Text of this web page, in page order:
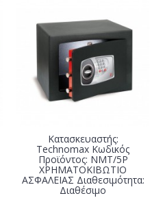
Κατασκευαστής:
Technomax Κωδικός
Προϊόντος: NMT/5P
ΧΡΗΜΑΤΟΚΙΒΩΤΙΟ
ΑΣΦΑΛΕΙΑΣ Διαθεσιμότητα:
Διαθέσιμο